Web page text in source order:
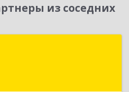
из соседних
Дмитровское ш, дом № 9Б